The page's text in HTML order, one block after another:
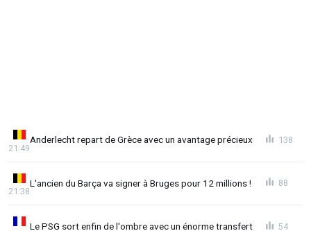
Anderlecht repart de Grèce avec un avantage précieux
21:49
138
L'ancien du Barça va signer à Bruges pour 12 millions !
21:38
88
Le PSG sort enfin de l'ombre avec un énorme transfert 54